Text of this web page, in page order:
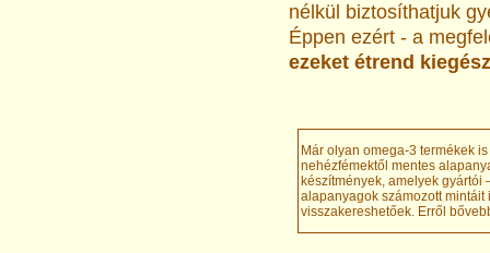
nélkül biztosíthatjuk
Éppen ezért - a
ezeket étrend
Már olyan omega-3 termékek
nehézfémektől mentes
készítmények, amelyek
alapanyagok számozott
visszakereshetőek. Erről